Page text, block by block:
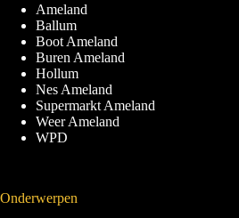
Ameland
Ballum
Boot Ameland
Buren Ameland
Hollum
Nes Ameland
Supermarkt Ameland
Weer Ameland
WPD
Onderwerpen